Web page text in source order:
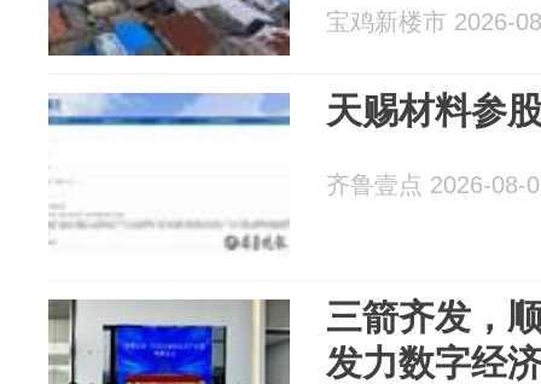
宝鸡新楼市 2026-
天赐材料参
齐鲁壹点 2026-08-
三箭齐发，
发力数字经